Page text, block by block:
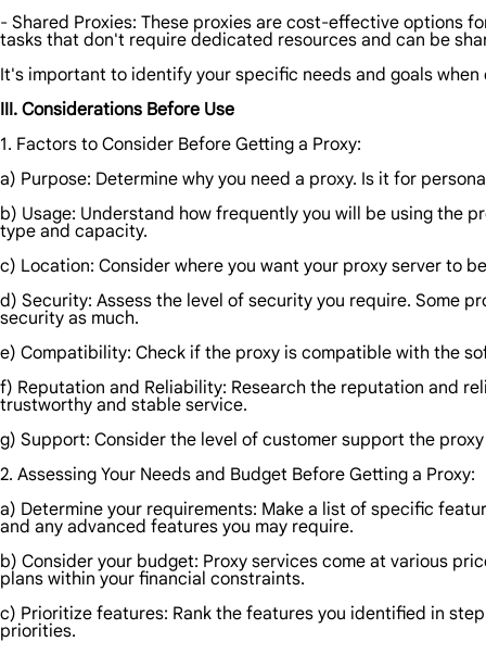
- Shared Proxies: These proxies are cost-effective options
tasks that don't require dedicated resources and can be
It's important to identify your specific needs and goals
III. Considerations Before Use
1. Factors to Consider Before Getting a Proxy:
a) Purpose: Determine why you need a proxy. Is it for
b) Usage: Understand how frequently you will be using the
type and capacity.
c) Location: Consider where you want your proxy server to
d) Security: Assess the level of security you require. Some
security as much.
e) Compatibility: Check if the proxy is compatible with the
f) Reputation and Reliability: Research the reputation and
trustworthy and stable service.
g) Support: Consider the level of customer support the
2. Assessing Your Needs and Budget Before Getting a Proxy:
a) Determine your requirements: Make a list of specific
and any advanced features you may require.
b) Consider your budget: Proxy services come at various
plans within your financial constraints.
c) Prioritize features: Rank the features you identified in
priorities.